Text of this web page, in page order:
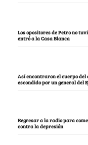
Los opositores de Petro no
entró a la Casa Blanca
Así encontraron el cuerpo del
escondido por un general del
Regresar a la radio para
contra la depresión